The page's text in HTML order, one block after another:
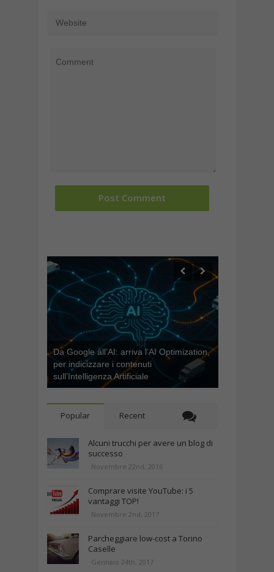
Da Google all’AI: arriva l’AI Optimization,
per indicizzare i contenuti
sull’Intelligenza Artificiale
Popular Recent
Alcuni trucchi per avere un blog di
successo
Novembre 22nd, 2016
Comprare visite YouTube: i 5
vantaggi TOP!
Novembre 2nd, 2017
Parcheggiare low-cost a Torino
Caselle
Gennaio 24th, 2017